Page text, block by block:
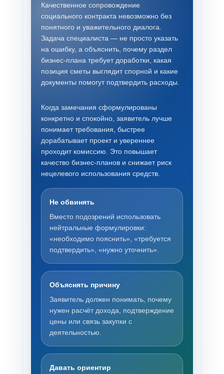
Качественное сопровождение
социального контракта невозможно без
понятного и уважительного диалога.
Задача специалиста — не просто указать
на ошибку, а объяснить, почему раздел
бизнес-плана требует доработки, какая
позиция сметы выглядит спорной и какие
документы помогут подтвердить расходы.
Когда замечания сформулированы
конкретно и спокойно, заявитель лучше
понимает требования, быстрее
дорабатывает проект и увереннее
проходит комиссию. Это повышает
качество бизнес-планов и снижает риск
нецелевого использования средств.
Не обвинять
Вместо подозрений использовать
нейтральные формулировки:
«необходимо пояснить», «требуется
подтвердить», «нужно уточнить».
Объяснять причину
Заявитель должен понимать, почему
нужен расчёт дохода, подтверждение
цены или связь закупки с
деятельностью.
Давать ориентир